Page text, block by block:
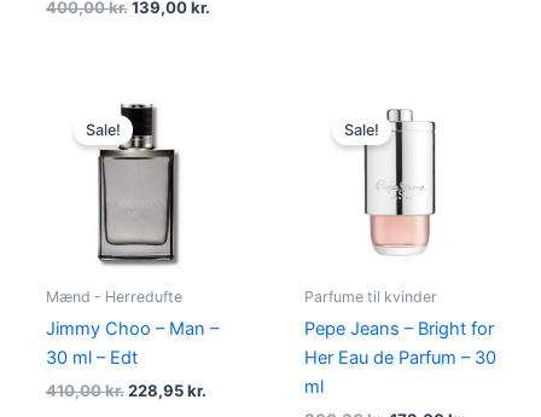
400,00kr. 139,00kr.
Sale!
Mænd - Herredufte
Jimmy Choo – Man –
30 ml – Edt
410,00kr.
Original
price
was:
410,00 kr..
228,95kr.
Sale!
Parfume til kvinder
Pepe Jeans – Bright for
Her Eau de Parfum – 30
ml
price
was: